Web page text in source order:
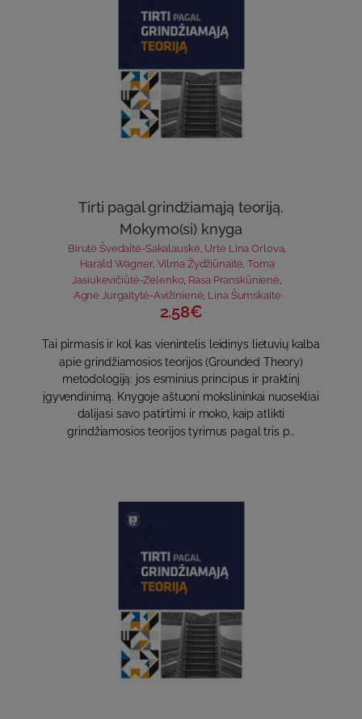
Tirti pagal grindžiamąją teoriją.
Mokymo(si) knyga
Birutė Švedaitė-Sakalauskė Urtė Lina Orlova
Harald Wagner, Vilma Žydžiūnaitė,Toma
Jasiukevičiūtė-Zelenko Rasa Pranskūnienė
Agnė Jurgaitytė-Avižinienė, Lina Šumskaitė
2.58€
Tai pirmasis ir kol kas vienintelis leidinys lietuvių kalba
apie grindžiamosios teorijos (Grounded Theory)
metodologiją: jos esminius principus ir praktinį
įgyvendinimą. Knygoje aštuoni mokslininkai nuosekliai
dalijasi savo patirtimi ir moko, kaip atlikti
grindžiamosios teorijos tyrimus pagal tris p..